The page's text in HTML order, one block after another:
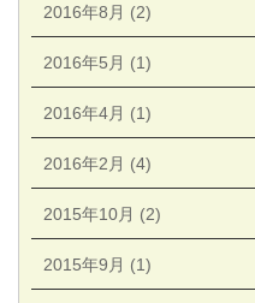
2016年8月 (2)
2016年5月 (1)
2016年4月 (1)
2016年2月 (4)
2015年10月 (2)
2015年9月 (1)